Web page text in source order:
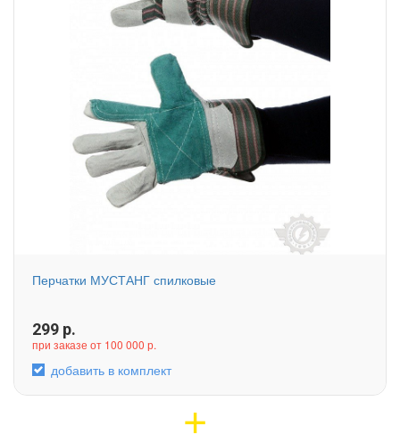
Перчатки МУСТАНГ спилковые
299 р.
при заказе от 100 000 р.
добавить в комплект